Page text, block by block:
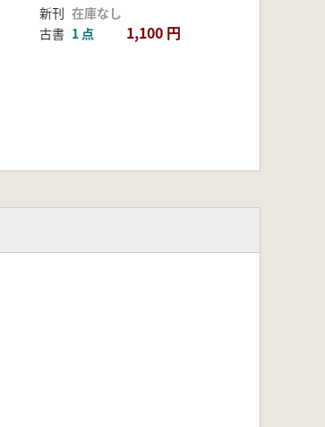
新刊 在庫なし
古書 1 点 1,100 円